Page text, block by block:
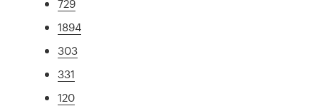
729
1894
303
331
120